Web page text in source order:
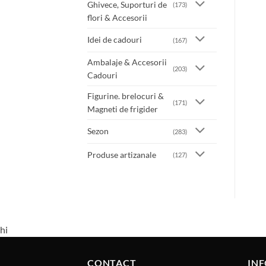
Ghivece, Suporturi de
flori & Accesorii
(173)
Idei de cadouri (167)
Ambalaje & Accesorii
Cadouri
(203)
Figurine. brelocuri &
Magneti de frigider
(171)
Sezon (283)
Produse artizanale (127)
hi
CONTACT